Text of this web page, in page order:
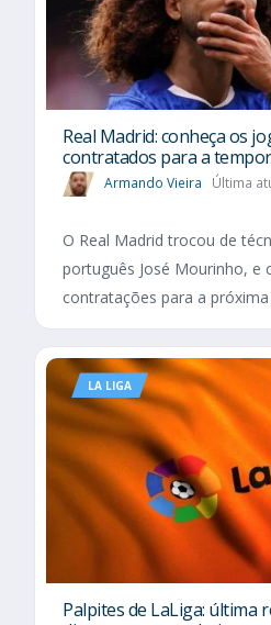
Real Madrid: conheça os
contratados para a
Armando Vieira Última
O Real Madrid trocou de
português José Mourinho, e
contratações para a
LA LIGA
Palpites de LaLiga: última